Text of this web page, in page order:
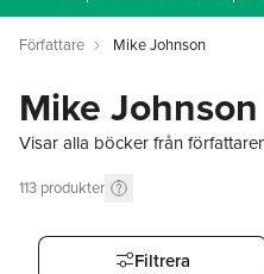
Författare Mike Johnson
Mike
Visar alla böcker från
113 produkter
Filtrera